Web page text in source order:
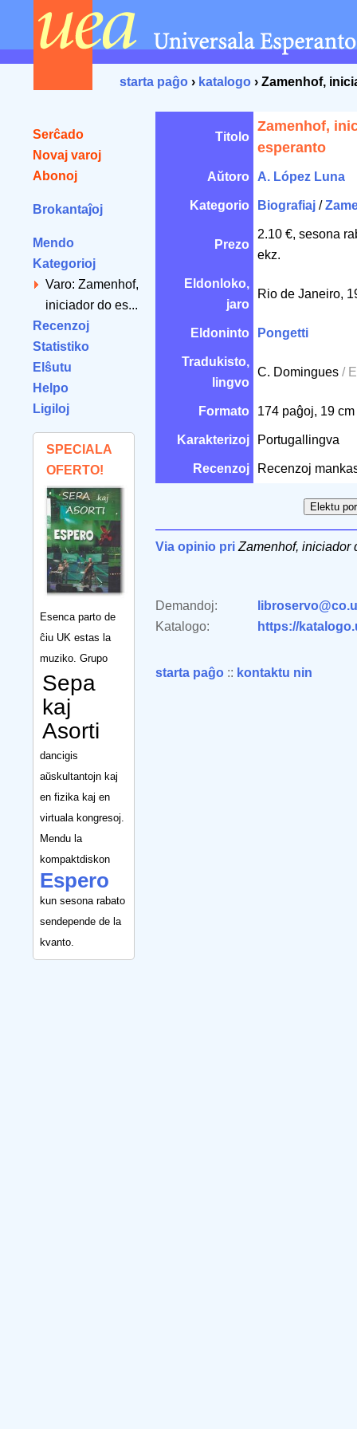
starta paĝo › katalogo › Zamenhof,
Serĉado
Novaj varoj
Abonoj
Brokantaĵoj
Mendo
Kategorioj
Varo: Zamenhof,
iniciador do es...
Recenzoj
Statistiko
Elŝutu
Helpo
Ligiloj
SPECIALA
OFERTO!
Esenca parto de
ĉiu UK estas la
muziko. Grupo
Sepa
kaj
Asorti
dancigis
aŭskultantojn kaj
en fizika kaj en
virtuala kongresoj.
Mendu la
kompaktdiskon
Espero
kun sesona rabato
sendepende de la
kvanto.
Titolo
Zamenhof,
esperanto
Aŭtoro A. López Luna
Kategorio Biografiaj /
Prezo
2.10 €, sesona
ekz.
Eldonloko,
jaro
Rio de Janeiro,
Eldoninto Pongetti
Tradukisto,
lingvo
C. Domingues /
Formato 174 paĝoj, 19 cm
Karakterizoj Portugallingva
Recenzoj Recenzoj
Via opinio pri Zamenhof, iniciador
Demandoj:
Katalogo:
https://
starta paĝo :: kontaktu nin